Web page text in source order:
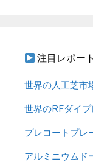
注目レポート
世界の人工芝市
世界のRFダイ
プレコートプレ
アルミニウムド